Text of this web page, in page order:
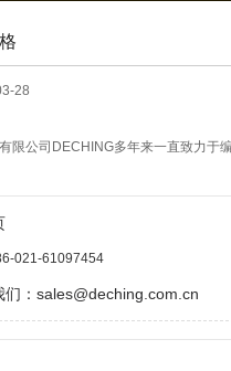
28
限公司DECHING多年来一直致力于
021-61097454
们：sales@deching.com.cn